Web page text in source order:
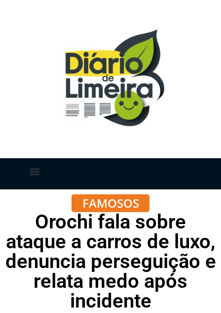
FAMOSOS
Orochi fala sobre
ataque a carros de luxo,
denuncia perseguição e
relata medo após
incidente